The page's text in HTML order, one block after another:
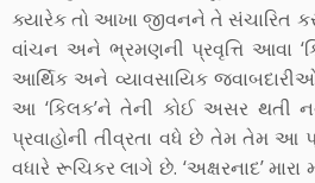
ક્યારેક તો આખા જીવનને તે સંચારિત
વાંચન અને ભ્રમણની પ્રવૃત્તિ આવા
આર્થિક અને વ્યાવસાયિક
આ ‘કિલક’ને તેની કોઈ અસર થતી
પ્રવાહોની તીવ્રતા વધે છે તેમ તેમ આ
વધારે રૂચિકર લાગે છે. ‘અક્ષરનાદ’